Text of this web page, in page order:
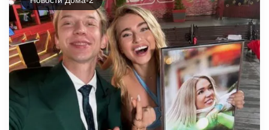
6 августа, 2026